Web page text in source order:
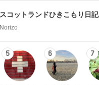
スコットランドひきこもり日記
Norizo
5 6 7